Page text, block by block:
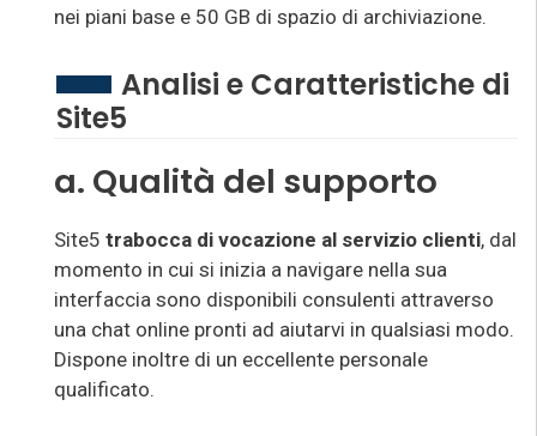
nei piani base e 50 GB di spazio di archiviazione.
Analisi e Caratteristiche di
Site5
a. Qualità del supporto
Site5 trabocca di vocazione al servizio clienti, dal
momento in cui si inizia a navigare nella sua
interfaccia sono disponibili consulenti attraverso
una chat online pronti ad aiutarvi in qualsiasi modo.
Dispone inoltre di un eccellente personale
qualificato.